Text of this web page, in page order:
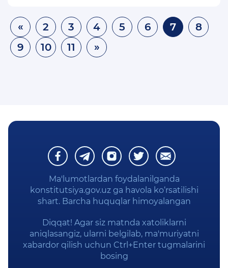
« 2 3 4 5 6 7
8
9
10 11 »
Ma'lumotlardan foydalanilganda
konstitutsiya.gov.uz ga havola ko‘rsatilishi
shart. Barcha huquqlar himoyalangan
Diqqat! Agar siz matnda xatoliklarni
aniqlasangiz, ularni belgilab, ma'muriyatni
xabardor qilish uchun Ctrl+Enter tugmalarini
bosing